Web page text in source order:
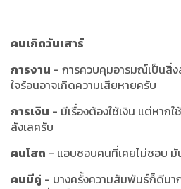
คนเกิดวันเสาร์
การงาน - การควบคุมอารมณ์เป็นสิ่ง
ใจร้อนอาจเกิดความเสียหายครับ
การเงิน - มีเรื่องต้องใช้เงิน แต่หาก
ลังเลครับ
คนโสด - แอบชอบคนที่เคยไม่ชอบ มั
คนมีคู่ - บางครั้งความสัมพันธ์ก็ดีมา